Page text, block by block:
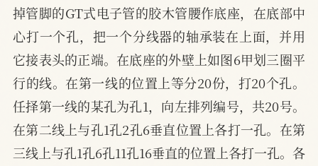
掉管脚的GT式电子管的胶木管腰作底座，在底部中
心打一个孔，把一个分线器的轴承装在上面，并用
它接表头的正端。在底座的外壁上如图6甲划三圈平
行的线。在第一线的位置上等分20份，打20个孔。
任择第一线的某孔为孔1，向左排列编号，共20号。
在第二线上与孔1孔2孔6垂直位置上各打一孔。在第
三线上与孔1孔6孔11孔16垂直的位置上各打一孔。各